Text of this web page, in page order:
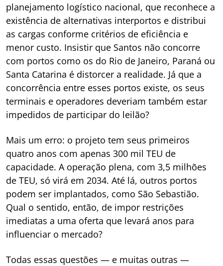
planejamento logístico nacional, que reconhece a
existência de alternativas interportos e distribui
as cargas conforme critérios de eficiência e
menor custo. Insistir que Santos não concorre
com portos como os do Rio de Janeiro, Paraná ou
Santa Catarina é distorcer a realidade. Já que a
concorrência entre esses portos existe, os seus
terminais e operadores deveriam também estar
impedidos de participar do leilão?
Mais um erro: o projeto tem seus primeiros
quatro anos com apenas 300 mil TEU de
capacidade. A operação plena, com 3,5 milhões
de TEU, só virá em 2034. Até lá, outros portos
podem ser implantados, como São Sebastião.
Qual o sentido, então, de impor restrições
imediatas a uma oferta que levará anos para
influenciar o mercado?
Todas essas questões — e muitas outras —